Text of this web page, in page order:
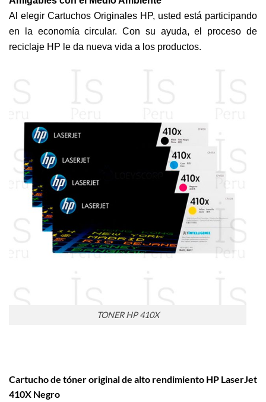
Al elegir Cartuchos Originales HP, usted está participando
en la economía circular. Con su ayuda, el proceso de
reciclaje HP le da nueva vida a los productos.
TONER HP 410X
Cartucho de tóner original de alto rendimiento HP LaserJet
410X Negro